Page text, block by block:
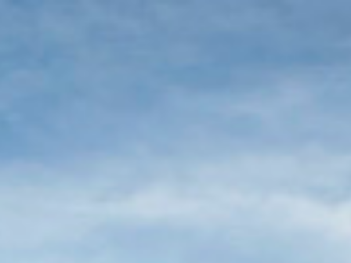
María Adánez y María